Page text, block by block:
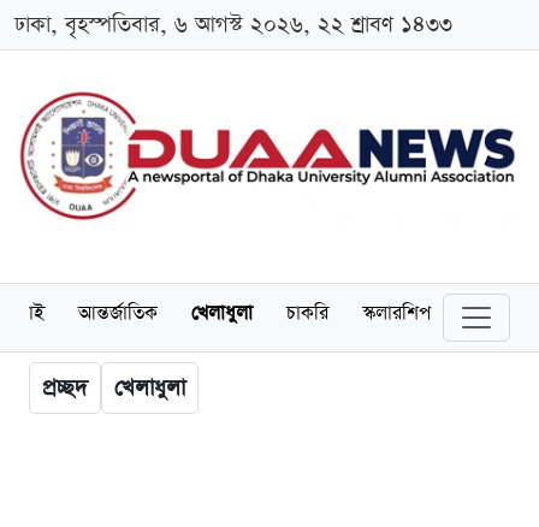
ঢাকা, বৃহস্পতিবার, ৬ আগস্ট ২০২৬, ২২ শ্রাবণ ১৪৩৩
আন্তর্জাতিক খেলাধুলা চাকরি স্কলারশিপ বিনোদন
প্রচ্ছদ খেলাধুলা